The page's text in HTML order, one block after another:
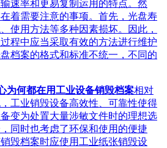
速率和更易复制运用的特点。然
着需要注意的事项。首先，光盘寿
使用方法等多种因素损坏。因此，
程中应当采取有效的方法进行维护
档案的格式和标准不统一，不同的
为何都在用工业设备销毁档案相对
工业销毁设备高效性、可靠性使得
变为处置大量涉敏文件时的理想选
同时也考虑了环保和使用的便捷
毁档案时应使用工业纸张销毁设